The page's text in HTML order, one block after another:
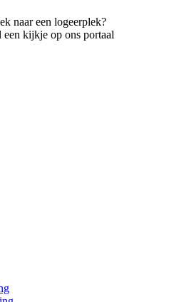
naar een logeerplek?
een kijkje op ons portaal